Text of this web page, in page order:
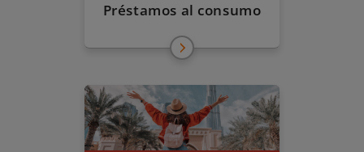
Préstamos al consumo